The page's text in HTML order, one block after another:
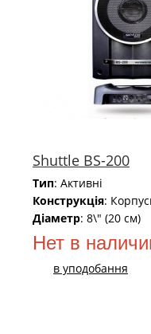
Shuttle BS-200
Тип: Активні
Конструкція:
Діаметр: 8\" (20 см)
Нет в
в уподобання